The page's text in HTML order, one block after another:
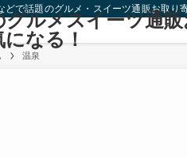
どで話題のグルメ・スイーツ通販お取り
グルメスイーツ通
になる！
温泉